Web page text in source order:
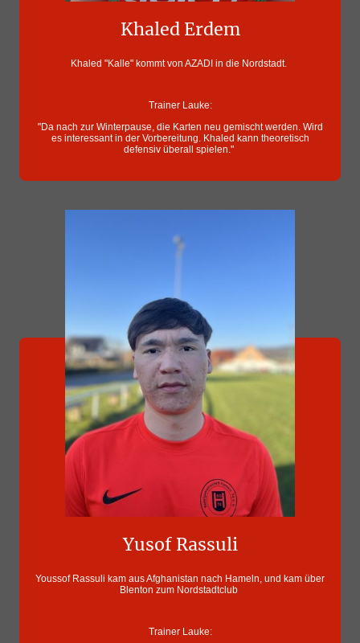
Khaled Erdem
Khaled "Kalle" kommt von AZADI in die Nordstadt.
Trainer Lauke:
"Da nach zur Winterpause, die Karten neu gemischt werden. Wird
es interessant in der Vorbereitung. Khaled kann theoretisch
defensiv überall spielen."
Yusof Rassuli
Youssof Rassuli kam aus Afghanistan nach Hameln, und kam über
Blenton zum Nordstadtclub
Trainer Lauke: